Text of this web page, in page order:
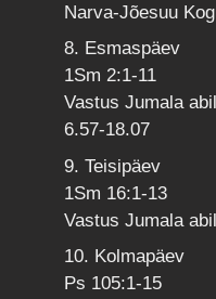
Narva-Jõesuu
8. Esmaspäev
1Sm 2:1-11
Vastus Jumala
6.57-18.07
9. Teisipäev
1Sm 16:1-13
Vastus Jumala
10. Kolmapäev
Ps 105:1-15